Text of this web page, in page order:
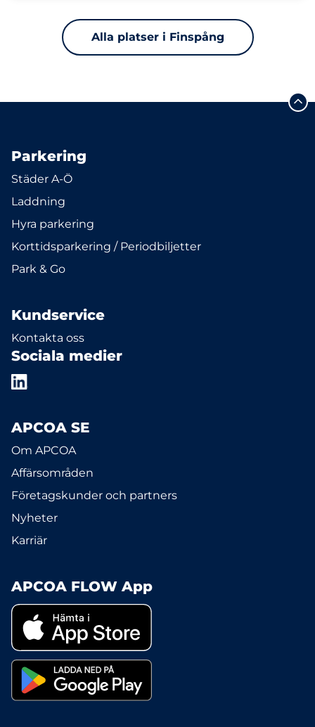
Alla platser i Finspång
Parkering
Städer A-Ö
Laddning
Hyra parkering
Korttidsparkering / Periodbiljetter
Park & Go
Kundservice
Kontakta oss
Sociala medier
APCOA SE
Om APCOA
Affärsområden
Företagskunder och partners
Nyheter
Karriär
APCOA FLOW App